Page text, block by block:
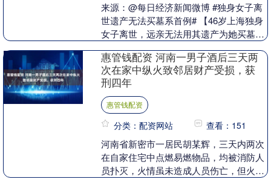
来源：@每日经济新闻微博 #独身女子离
世遗产无法买墓系首例# 【46岁上海独身
女子离世，远亲无法用其遗产为她买墓
如何处理无人....
惠管钱配资 河南一男子酒后三天两
次在家中纵火致邻居财产受损，获
刑四年
惠管钱配资
分类：配资网站 查看：151
河南省新密市一居民胡某辉，三天内两次
在自家住宅中点燃易燃物品，均被消防人
员扑灭，火情虽未造成人员伤亡，但火势